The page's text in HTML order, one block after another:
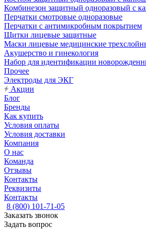
Комбинезон защитный одноразовый с
Перчатки смотровые одноразовые
Перчатки с антимикробным покрытием
Щитки лицевые защитные
Маски лицевые медицинские
Акушерство и гинекология
Набор для идентификации
Прочее
Электроды для ЭКГ
Акции
Блог
Бренды
Как купить
Условия оплаты
Условия доставки
Компания
О нас
Команда
Отзывы
Контакты
Реквизиты
Контакты
8 (800) 101-71-05
Заказать звонок
Задать вопрос